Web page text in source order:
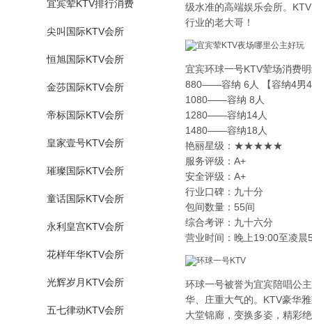
宜宾荤KTV排行消费
尖叫国际KTV会所
恒旭国际KTV会所
金莎国际KTV会所
帝标国际KTV会所
皇家壹号KTV会所
璀璨国际KTV会所
童话国际KTV会所
永利皇宫KTV会所
花样年华KTV会所
光辉岁月KTV会所
五七律动KTV会所
级水准的高端娱乐会所。
行业的老大哥！
宜宾环球一号KTV荤场消费
880——容纳 6人 【容纳4男
1080——容纳 8人
1280——容纳14人
1480——容纳18人
艳丽星级：★★★★★
服务评级：A+
安全评级：A+
行业口碑：九十分
包间数量：55间
综合考评：九十六分
营业时间：晚上19:00至凌晨
环球一号被誉为宜宾陪唱公
华、庄重大气的。KTV豪华
大堂锦廊，变换多姿，精彩